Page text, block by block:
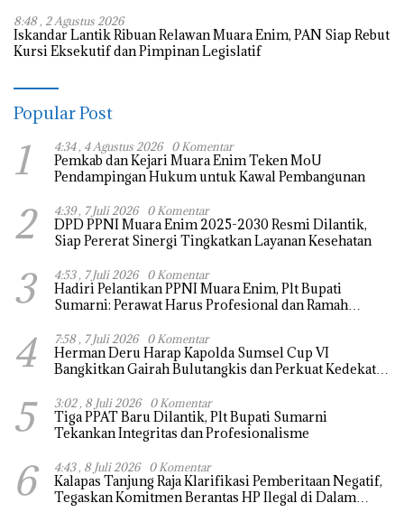
8:48 , 2 Agustus 2026
Iskandar Lantik Ribuan Relawan Muara Enim, PAN Siap Rebut
Kursi Eksekutif dan Pimpinan Legislatif
Popular Post
1 4:34 , 4 Agustus 2026 0 Komentar
Pemkab dan Kejari Muara Enim Teken MoU
Pendampingan Hukum untuk Kawal Pembangunan
2 4:39 , 7 Juli 2026 0 Komentar
DPD PPNI Muara Enim 2025-2030 Resmi Dilantik,
Siap Pererat Sinergi Tingkatkan Layanan Kesehatan
3 4:53 , 7 Juli 2026 0 Komentar
Hadiri Pelantikan PPNI Muara Enim, Plt Bupati
Sumarni: Perawat Harus Profesional dan Ramah
4 7:58 , 7 Juli 2026 0 Komentar
Herman Deru Harap Kapolda Sumsel Cup VI
Bangkitkan Gairah Bulutangkis dan Perkuat Kedekatan
5 3:02 , 8 Juli 2026 0 Komentar
Tiga PPAT Baru Dilantik, Plt Bupati Sumarni
Tekankan Integritas dan Profesionalisme
6 4:43 , 8 Juli 2026 0 Komentar
Kalapas Tanjung Raja Klarifikasi Pemberitaan Negatif,
Tegaskan Komitmen Berantas HP Ilegal di Dalam